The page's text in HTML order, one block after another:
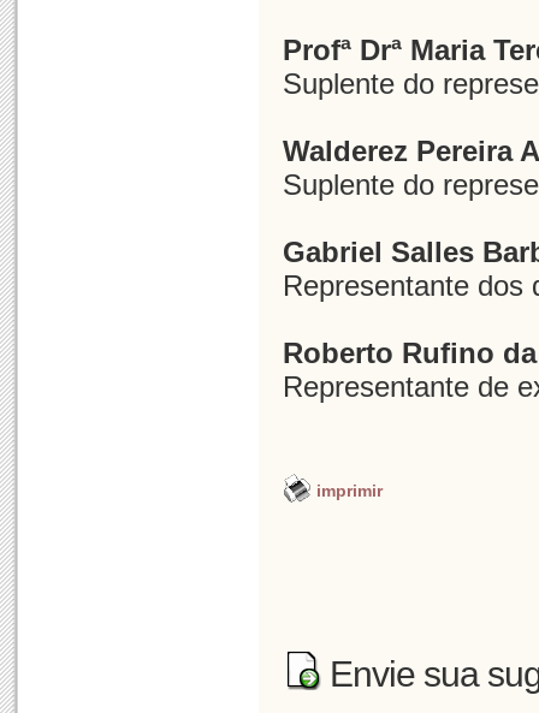
Profª Drª Maria
Suplente do
Walderez Pereira
Suplente do
Gabriel Salles
Representante dos
Roberto Rufino
Representante de
imprimir
Envie sua